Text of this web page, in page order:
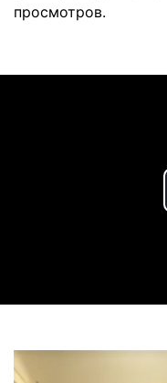
просмотров.